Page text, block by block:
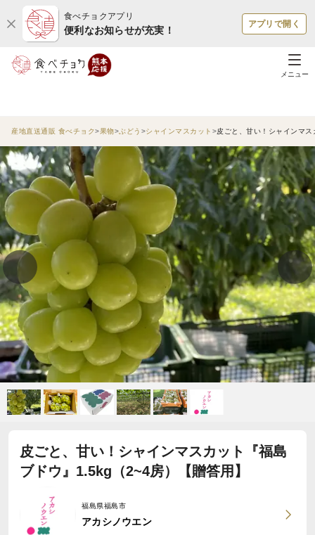
食べチョクアプリ
便利なお知らせが充実！
アプリで開く
メニュー
産地直送通販 食べチョク 果物 ぶどう シャインマスカット 皮ごと、甘い！シャインマ
皮ごと、甘い！シャインマスカット『福島
ブドウ』1.5kg（2~4房）【贈答用】
福島県福島市
アカシノウエン